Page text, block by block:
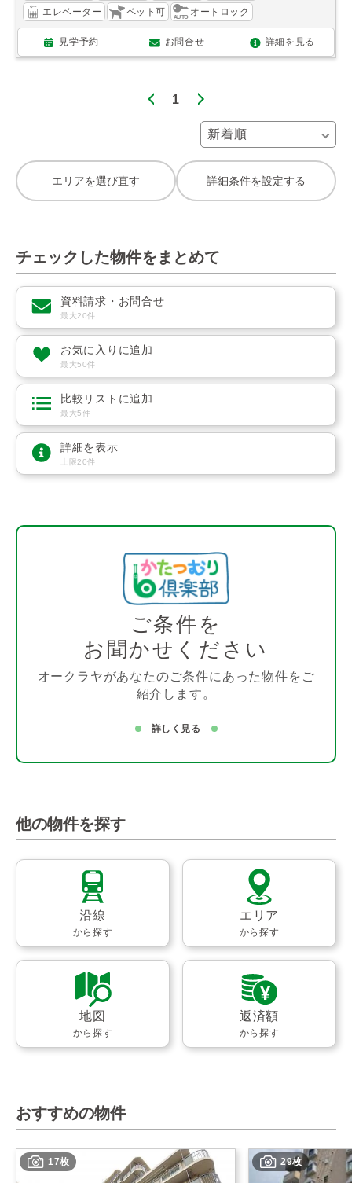
エレベーター ペット可 オートロック
見学予約 お問合せ 詳細を見る
1
エリアを選び直す 詳細条件を設定する
チェックした物件をまとめて
資料請求・お問合せ
最大20件
お気に入りに追加
最大50件
比較リストに追加
最大5件
詳細を表示
上限20件
ご条件を
お聞かせください
オークラヤがあなたのご条件にあった物件をご
紹介します。
詳しく見る
他の物件を探す
沿線
から探す
エリア
から探す
地図
から探す
返済額
から探す
おすすめの物件
17枚 29枚